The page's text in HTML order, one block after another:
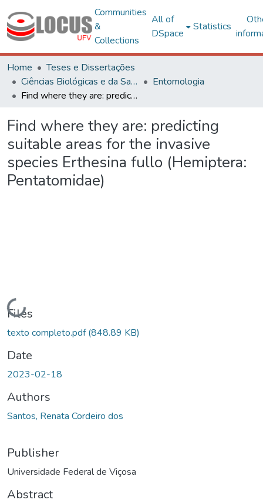
Communities
&
Collections
All of
DSpace
Statistics
Home
Teses e Dissertações
Ciências Biológicas e da Saúde
Entomologia
Find where they are: predicting suitable areas for the invasive species Erthesina fullo (Hemiptera: Pentatomidae)
Find where they are: predicting
suitable areas for the invasive
species Erthesina fullo (Hemiptera:
Pentatomidae)
Loading...
Files
texto completo.pdf(848.89 KB)
Date
2023-02-18
Authors
Santos, Renata Cordeiro dos
Publisher
Universidade Federal de Viçosa
Abstract